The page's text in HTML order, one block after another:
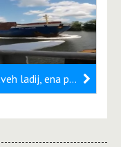
V trku dveh ladij, ena potonila (Video)